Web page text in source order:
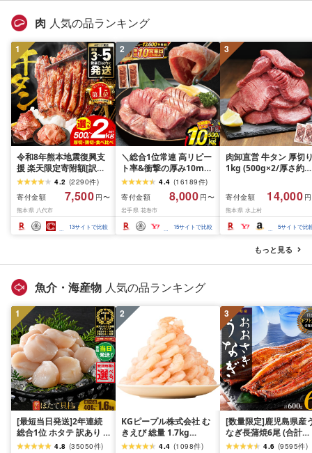
肉 人気の品ランキング
1
令和8年熊本地震復興支
援 楽天限定寄附額[訳あ
り]牛タン 500g〜2kg 肉
牛肉 訳あり 牛タン 冷凍
小分け 厚切り 薄切り 食
べ比べ 500g 1kg 1.5kg
2kg 牛 人気 ビーフ 牛た
ん ふるさと納税 ランキ
4.2 (2290件)
寄付金額
7,500 円〜
熊本県 八代市
13サイトで比較
2
＼総合1位常連 高リピー
ト率&衝撃の厚み10mm
厚切り牛タン 塩味/ ≪ス
ピード発送!!10営業日以
内発送≫ 選べる内容量
500g / 1kg 定期便 毎月
届く 牛肉 肉 BBQ ふるさ
と 人気 ランキング 岩手
4.4 (16189件)
寄付金額
8,000 円〜
岩手県 花巻市
15サイトで比較
3
肉卸直営 牛タン 厚切
1kg (500g×2/厚さ約
牛肉 焼肉 冷凍 スライ
業務用 バーベキュー
BBQ おつまみ ギフト
祝い お中元 夏ギフト
寄付金額 14,000
熊本県 水上村
5サイトで比
もっと見る
魚介・海産物 人気の品ランキング
1
[最短当日発送]2年連続
総合1位 ホタテ 訳あり (
ふるさと納税 ほたて ふ
4.8 (35050件)
2
KGピープル株式会社 む
きえび 総量 1.7kg
(850g×2P) 特大 5Lサイ
4.4 (1098件)
3
[数量限定]鹿児島県産
なぎ長蒲焼6尾 (合計
600g以上)4.6 (9595件)